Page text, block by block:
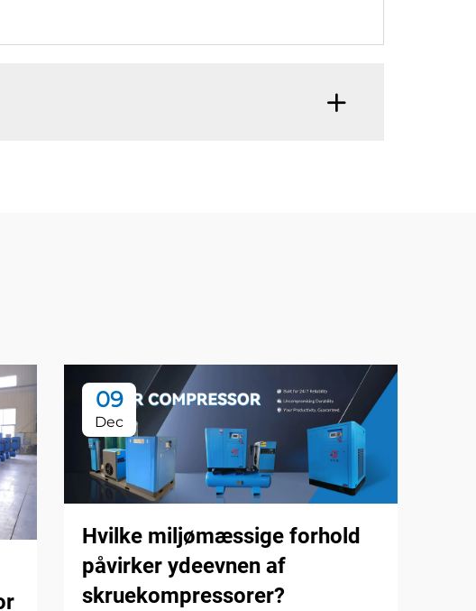
09
Dec
Hvilke miljømæssige forhold
påvirker ydeevnen af
skruekompressorer?